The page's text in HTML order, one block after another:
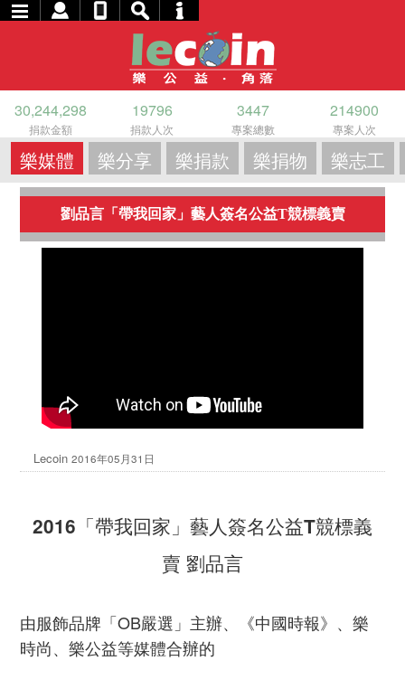
30,244,298
捐款金額
19796
捐款人次
3447
專案總數
214900
專案人次
樂媒體 樂分享 樂捐款 樂捐物 樂志工
劉品言「帶我回家」藝人簽名公益T競標義賣
Lecoin2016年05月31日
2016「帶我回家」藝人簽名公益T競標義
賣 劉品言
由服飾品牌「OB嚴選」主辦、《中國時報》、樂
時尚、樂公益等媒體合辦的